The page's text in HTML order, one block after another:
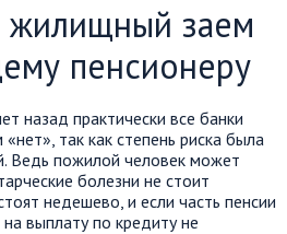
жилищный заем
пенсионеру
назад практически все банки
так как степень риска была
Ведь пожилой человек может
болезни не стоит
недешево, и если часть пенсии
выплату по кредиту не